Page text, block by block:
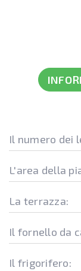
Il numero dei
L'area della
La terrazza:
Il fornello da
Il frigorifero: